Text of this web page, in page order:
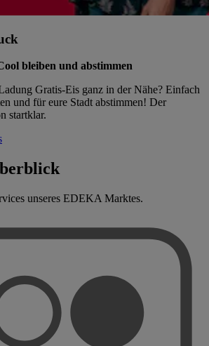
bleiben und abstimmen
Gratis-Eis ganz in der Nähe? Einfach
und für eure Stadt abstimmen! Der
startklar.
unseres EDEKA Marktes.